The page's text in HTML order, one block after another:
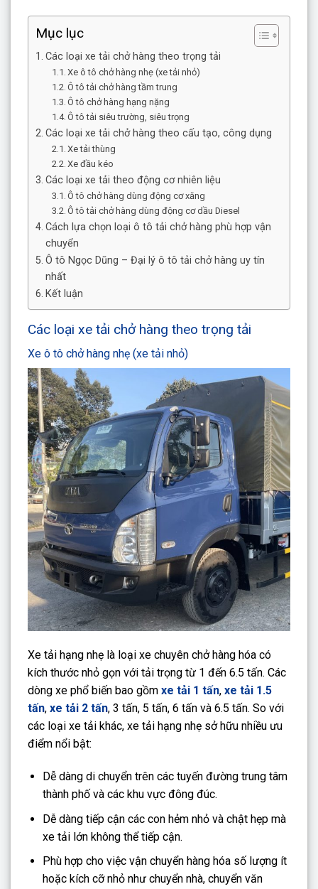
Mục lục
Các loại xe tải chở hàng theo trọng tải
Xe ô tô chở hàng nhẹ (xe tải nhỏ)
Ô tô tải chở hàng tầm trung
Ô tô chở hàng hạng nặng
Ô tô tải siêu trường, siêu trọng
Các loại xe tải chở hàng theo cấu tạo, công dụng
Xe tải thùng
Xe đầu kéo
Các loại xe tải theo động cơ nhiên liệu
Ô tô chở hàng dùng động cơ xăng
Ô tô tải chở hàng dùng động cơ dầu Diesel
Cách lựa chọn loại ô tô tải chở hàng phù hợp vận
chuyển
Ô tô Ngọc Dũng – Đại lý ô tô tải chở hàng uy tín
nhất
Kết luận
Các loại xe tải chở hàng theo trọng tải
Xe ô tô chở hàng nhẹ (xe tải nhỏ)
Xe tải hạng nhẹ là loại xe chuyên chở hàng hóa có
kích thước nhỏ gọn với tải trọng từ 1 đến 6.5 tấn. Các
dòng xe phổ biến bao gồm xe tải 1 tấn, xe tải 1.5
tấn, xe tải 2 tấn, 3 tấn, 5 tấn, 6 tấn và 6.5 tấn. So với
các loại xe tải khác, xe tải hạng nhẹ sở hữu nhiều ưu
điểm nổi bật:
Dễ dàng di chuyển trên các tuyến đường trung tâm
thành phố và các khu vực đông đúc.
Dễ dàng tiếp cận các con hẻm nhỏ và chật hẹp mà
xe tải lớn không thể tiếp cận.
Phù hợp cho việc vận chuyển hàng hóa số lượng ít
hoặc kích cỡ nhỏ như chuyển nhà, chuyển văn